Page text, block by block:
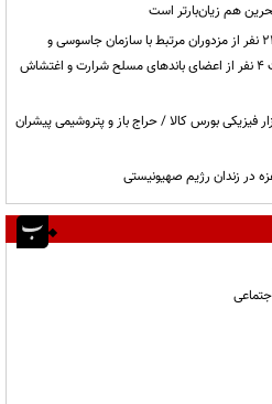
هم زیان‌بارتر است
وزارت اطلاعات: شناسایی و دستگیری ۲۱ نفر از مزدوران مرتبط با سازمان جاسوسی و
تروریستی رژیم صهیونیستی و بازداشت ۴ نفر از اعضای باندهای مسلح شرارت و اغتشاش
کالا در بازار فیزیکی بورس کالا / حراج باز و پتروشیمی پیشران
در زندان رژیم صهیونیستی